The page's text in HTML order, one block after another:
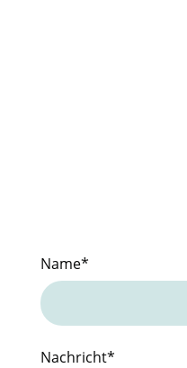
Name*
Nachricht*